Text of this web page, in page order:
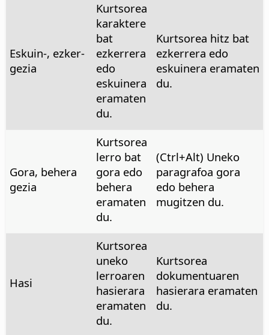
Eskuin-, ezker-
gezia
Kurtsorea
karaktere
bat
ezkerrera
edo
eskuinera
eramaten
du.
Kurtsorea hitz bat
ezkerrera edo
eskuinera eramaten
du.
Gora, behera
gezia
Kurtsorea
lerro bat
gora edo
behera
eramaten
du.
(Ctrl+Alt) Uneko
paragrafoa gora
edo behera
mugitzen du.
Hasi
Kurtsorea
uneko
lerroaren
hasierara
eramaten
du.
Kurtsorea
dokumentuaren
hasierara eramaten
du.